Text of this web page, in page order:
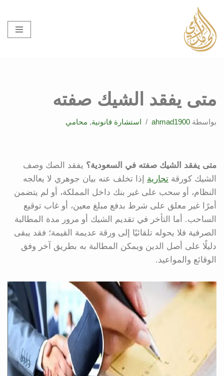
تخطى
إلى
المحتوى
متى يفقد الشيك صفته
بواسطة ahmad1900 استشارة قانونية, محامي
متى يفقد الشيك صفته في السعودية؟ يفقد الصك وصف
الشيك كورقة تجارية إذا تخلف عنه بيان جوهري لا يعالجه
النظام، أو سحب على غير بنك داخل المملكة، أو لم يتضمن
أمرًا غير معلق على شرط بدفع مبلغ معين، أو غاب توقيع
الساحب. أما التأخر في تقديم الشيك أو مرور مدة المطالبة
الصرفية فلا يحوله تلقائيًا إلى ورقة عديمة القيمة؛ فقد يبقى
دليلًا على أصل الدين ويمكن المطالبة به بطريق آخر وفق
الوقائع والمواعيد.